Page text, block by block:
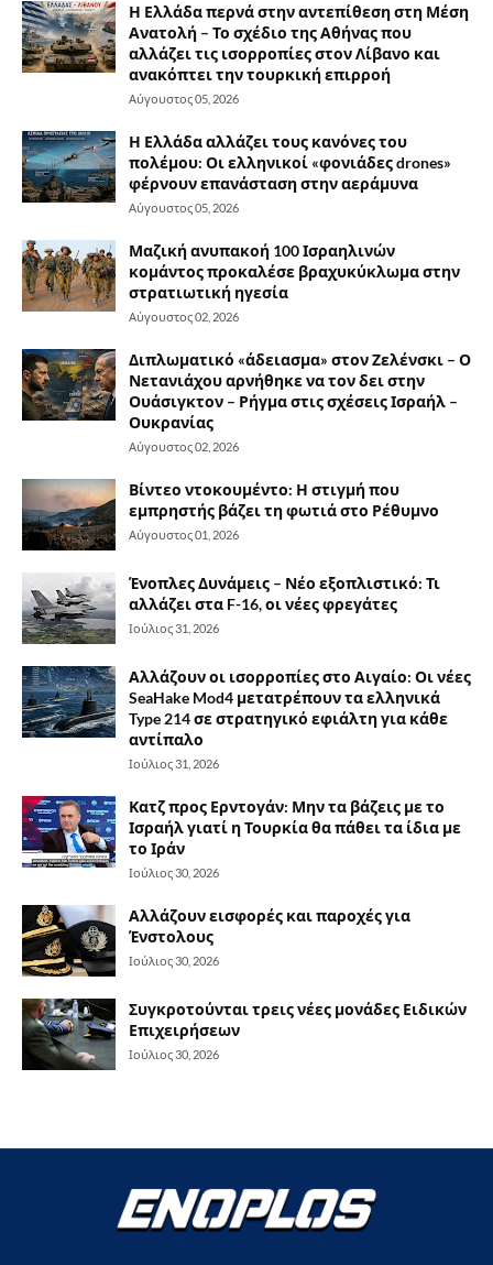
Η Ελλάδα περνά στην αντεπίθεση στη Μέση
Ανατολή – Το σχέδιο της Αθήνας που
αλλάζει τις ισορροπίες στον Λίβανο και
ανακόπτει την τουρκική επιρροή
Αύγουστος 05, 2026
Η Ελλάδα αλλάζει τους κανόνες του
πολέμου: Οι ελληνικοί «φονιάδες drones»
φέρνουν επανάσταση στην αεράμυνα
Αύγουστος 05, 2026
Μαζική ανυπακοή 100 Ισραηλινών
κομάντος προκαλέσε βραχυκύκλωμα στην
στρατιωτική ηγεσία
Αύγουστος 02, 2026
Διπλωματικό «άδειασμα» στον Ζελένσκι – Ο
Νετανιάχου αρνήθηκε να τον δει στην
Ουάσιγκτον – Ρήγμα στις σχέσεις Ισραήλ –
Ουκρανίας
Αύγουστος 02, 2026
Βίντεο ντοκουμέντο: Η στιγμή που
εμπρηστής βάζει τη φωτιά στο Ρέθυμνο
Αύγουστος 01, 2026
Ένοπλες Δυνάμεις – Νέο εξοπλιστικό: Τι
αλλάζει στα F-16, οι νέες φρεγάτες
Ιούλιος 31, 2026
Αλλάζουν οι ισορροπίες στο Αιγαίο: Οι νέες
SeaHake Mod4 μετατρέπουν τα ελληνικά
Type 214 σε στρατηγικό εφιάλτη για κάθε
αντίπαλο
Ιούλιος 31, 2026
Κατζ προς Ερντογάν: Μην τα βάζεις με το
Ισραήλ γιατί η Τουρκία θα πάθει τα ίδια με
το Ιράν
Ιούλιος 30, 2026
Αλλάζουν εισφορές και παροχές για
Ένστολους
Ιούλιος 30, 2026
Συγκροτούνται τρεις νέες μονάδες Ειδικών
Επιχειρήσεων
Ιούλιος 30, 2026